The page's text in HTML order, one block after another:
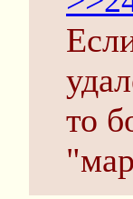
то